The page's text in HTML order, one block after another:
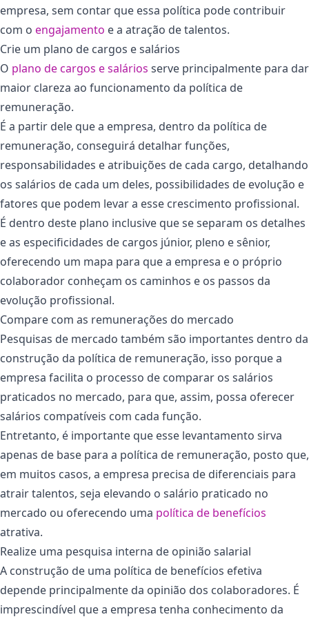
empresa, sem contar que essa política pode contribuir
com o engajamento e a atração de talentos.
Crie um plano de cargos e salários
O plano de cargos e salários serve principalmente para dar
maior clareza ao funcionamento da política de
remuneração.
É a partir dele que a empresa, dentro da política de
remuneração, conseguirá detalhar funções,
responsabilidades e atribuições de cada cargo, detalhando
os salários de cada um deles, possibilidades de evolução e
fatores que podem levar a esse crescimento profissional.
É dentro deste plano inclusive que se separam os detalhes
e as especificidades de cargos júnior, pleno e sênior,
oferecendo um mapa para que a empresa e o próprio
colaborador conheçam os caminhos e os passos da
evolução profissional.
Compare com as remunerações do mercado
Pesquisas de mercado também são importantes dentro da
construção da política de remuneração, isso porque a
empresa facilita o processo de comparar os salários
praticados no mercado, para que, assim, possa oferecer
salários compatíveis com cada função.
Entretanto, é importante que esse levantamento sirva
apenas de base para a política de remuneração, posto que,
em muitos casos, a empresa precisa de diferenciais para
atrair talentos, seja elevando o salário praticado no
mercado ou oferecendo uma política de benefícios
atrativa.
Realize uma pesquisa interna de opinião salarial
A construção de uma política de benefícios efetiva
depende principalmente da opinião dos colaboradores. É
imprescindível que a empresa tenha conhecimento da